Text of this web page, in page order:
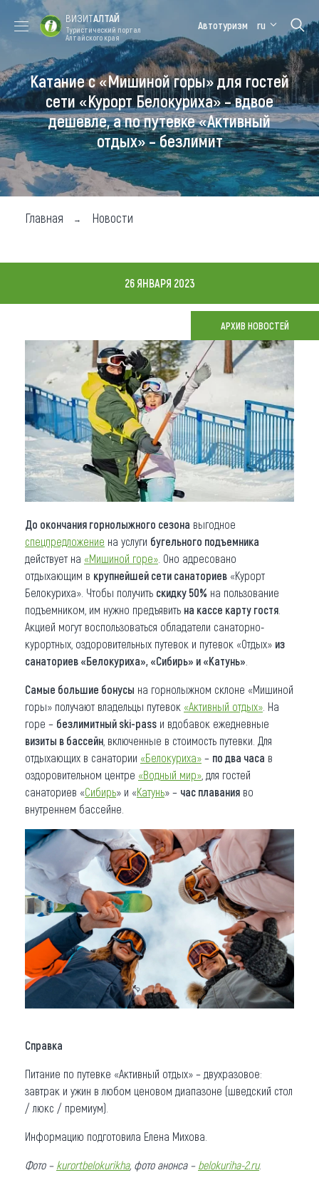
Форум VISIT
ALTAI
Цветение
маральника
Медицинский
форум
Алтайская
зимовка
Туры
Где побывать
Чем заняться
Где остановиться
Что привезти (сувениры)
О регионе
Коллекция впечатлений
Другие рубрики
ВИЗИТАЛТАЙ
Туристический портал
Алтайского края
Автотуризм ru
Катание с «Мишиной горы» для гостей
сети «Курорт Белокуриха» – вдвое
дешевле, а по путевке «Активный
отдых» – безлимит
Главная Новости
26 ЯНВАРЯ 2023
АРХИВ НОВОСТЕЙ
До окончания горнолыжного сезона выгодное
спецпредложение на услуги бугельного подъемника
действует на «Мишиной горе» . Оно адресовано
отдыхающим в крупнейшей сети санаториев «Курорт
Белокуриха». Чтобы получить скидку 50% на пользование
подъемником, им нужно предъявить на кассе карту гостя
Акцией могут воспользоваться обладатели санаторно-
курортных, оздоровительных путевок и путевок «Отдых» из
санаториев «Белокуриха», «Сибирь» и «Катунь»
Самые большие бонусы на горнолыжном склоне «Мишиной
горы» получают владельцы путевок «Активный отдых» . На
горе – безлимитный ski-pass и вдобавок ежедневные
визиты в бассейн , включенные в стоимость путевки. Для
отдыхающих в санатории «Белокуриха» – по два часа в
оздоровительном центре «Водный мир» , для гостей
санаториев «Сибирь» и «Катунь» – час плавания во
внутреннем бассейне.
Справка
Питание по путевке «Активный отдых» – двухразовое:
завтрак и ужин в любом ценовом диапазоне (шведский стол
/ люкс / премиум).
Информацию подготовила Елена Михова.
Фото – kurortbelokurikha, фото анонса – belokuriha-2.ru.